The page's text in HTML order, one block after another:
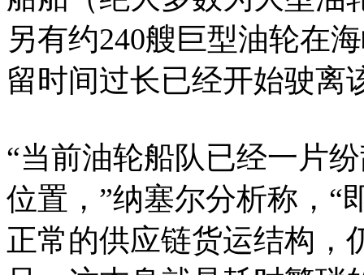
另有约240艘巨型油轮在
留时间过长已经开始驶离
“当前油轮船队已经一片
位置，”纳塞尔分析称，“
正常的供应链货运结构，